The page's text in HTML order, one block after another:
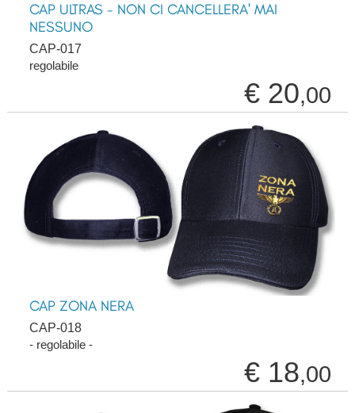
CAP ULTRAS - NON CI CANCELLERA' MAI
NESSUNO
CAP-017
regolabile
€ 20,00
CAP ZONA NERA
CAP-018
- regolabile -
€ 18,00